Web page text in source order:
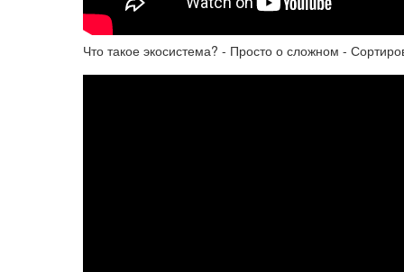
Что такое экосистема? - Просто о сложном -